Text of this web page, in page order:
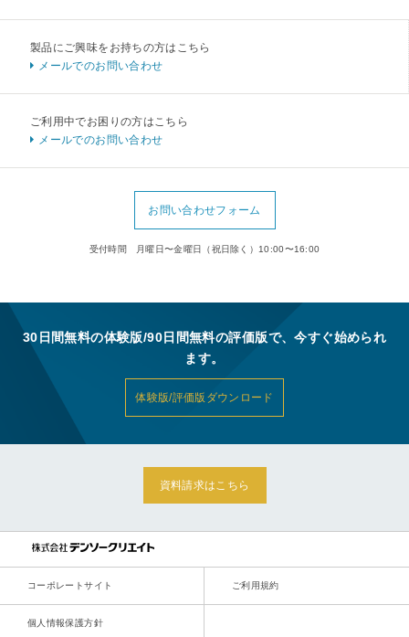
製品にご興味をお持ちの方はこちら
メールでのお問い合わせ
ご利用中でお困りの方はこちら
メールでのお問い合わせ
お問い合わせフォーム
受付時間 月曜日〜金曜日（祝日除く）10:00〜16:00
30日間無料の体験版/90日間無料の評価版で、今すぐ始められ
ます。
体験版/評価版ダウンロード
資料請求はこちら
コーポレートサイト ご利用規約
個人情報保護方針